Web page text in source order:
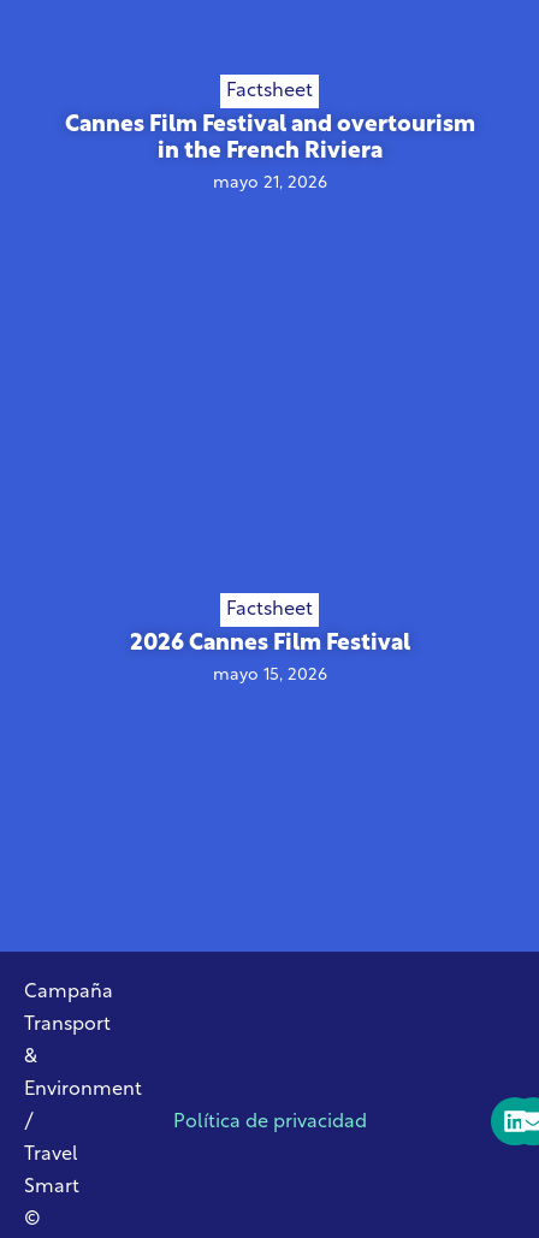
Factsheet
Cannes Film Festival and overtourism
in the French Riviera
mayo 21, 2026
Factsheet
2026 Cannes Film Festival
mayo 15, 2026
Campaña
Transport
&
Environment
/
Travel
Smart
©
Política de privacidad